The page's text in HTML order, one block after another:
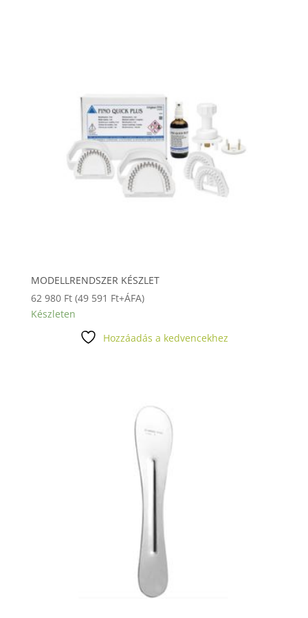
MODELLRENDSZER KÉSZLET
62 980 Ft (49 591 Ft+ÁFA)
Készleten
Hozzáadás a kedvencekhez